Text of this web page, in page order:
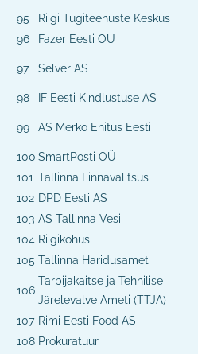
95
Riigi Tugiteenuste Keskus
96
Fazer Eesti OÜ
97 Selver AS
98 IF Eesti Kindlustuse AS
99 AS Merko Ehitus Eesti
100 SmartPosti OÜ
101 Tallinna Linnavalitsus
102 DPD Eesti AS
103 AS Tallinna Vesi
104 Riigikohus
105 Tallinna Haridusamet
106
Tarbijakaitse ja Tehnilise
Järelevalve Ameti (TTJA)
107 Rimi Eesti Food AS
108 Prokuratuur